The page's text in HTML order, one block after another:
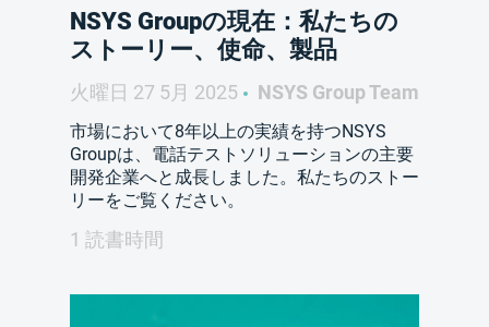
NSYS Groupの現在：私たちの
ストーリー、使命、製品
火曜日 27 5月 2025 NSYS Group Team
市場において8年以上の実績を持つNSYS
Groupは、電話テストソリューションの主要
開発企業へと成長しました。私たちのストー
リーをご覧ください。
1 読書時間